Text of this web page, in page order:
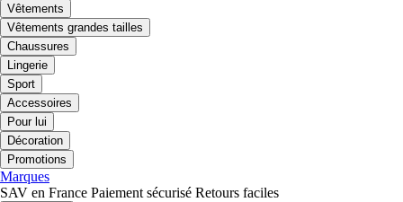
Vêtements
Vêtements grandes tailles
Chaussures
Lingerie
Sport
Accessoires
Pour lui
Décoration
Promotions
Marques
SAV en France Paiement sécurisé Retours faciles